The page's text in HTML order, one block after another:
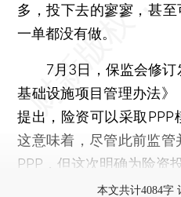
多，投下去的寥寥，甚至
一单都没有做。
7月3日，保监会修订
基础设施项目管理办法
提出，险资可以采取PPP
这意味着，尽管此前监
PPP，但这次明确为险资
本文共计4084字